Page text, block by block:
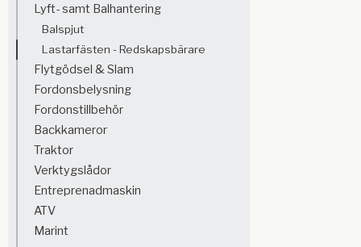
Lyft- samt Balhantering
Balspjut
Lastarfästen - Redskapsbärare
Flytgödsel & Slam
Fordonsbelysning
Fordonstillbehör
Backkameror
Traktor
Verktygslådor
Entreprenadmaskin
ATV
Marint